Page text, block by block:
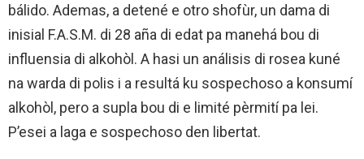
bálido. Ademas, a detené e otro shofùr, un dama di
inisial F.A.S.M. di 28 aña di edat pa manehá bou di
influensia di alkohòl. A hasi un análisis di rosea kuné
na warda di polis i a resultá ku sospechoso a konsumí
alkohòl, pero a supla bou di e limité pèrmití pa lei.
P’esei a laga e sospechoso den libertat.